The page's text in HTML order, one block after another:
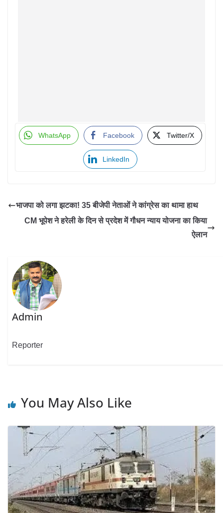
WhatsApp Facebook Twitter/X
LinkedIn
भाजपा को लगा झटका! 35 बीजेपी नेताओं ने कांग्रेस का थामा हाथ
CM भूपेश ने हरेली के दिन से प्रदेश में गौधन न्याय योजना का किया
ऐलान
Admin
Reporter
You May Also Like